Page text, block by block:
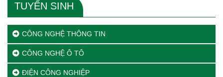
TUYỂN SINH
CÔNG NGHỆ THÔNG TIN
CÔNG NGHỆ Ô TÔ
ĐIỆN CÔNG NGHIỆP